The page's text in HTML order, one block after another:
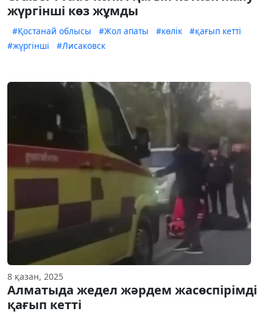
жүргінші көз жұмды
#Қостанай облысы #Жол апаты #көлік
#қағып кетті
#жүргінші
#Лисаковск
8 қазан, 2025
Алматыда жедел жәрдем жасөспірімді
қағып кетті